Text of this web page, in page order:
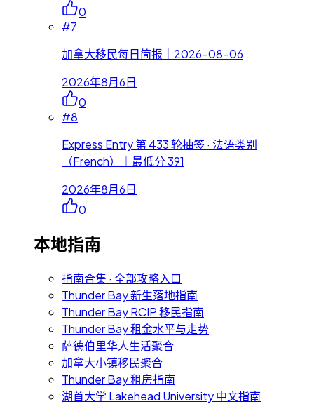
0
#7
加拿大移民每日简报｜2026-08-06
2026年8月6日
0
#8
Express Entry 第 433 轮抽签 · 法语类别
（French）｜最低分 391
2026年8月6日
0
本地指南
指南合集 · 全部攻略入口
Thunder Bay 新生落地指南
Thunder Bay RCIP 移民指南
Thunder Bay 租金水平与走势
萨德伯里华人生活聚合
加拿大小镇移民聚合
Thunder Bay 租房指南
湖首大学 Lakehead University 中文指南